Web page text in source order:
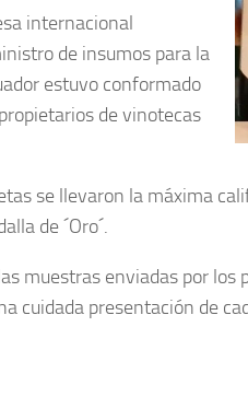
internacional
de insumos para la
estuvo conformado
de vinotecas
se llevaron la máxima
de ´Oro´.
muestras enviadas por los
cuidada presentación de